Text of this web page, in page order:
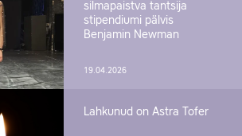
silmapaistva tantsija
stipendiumi pälvis
Benjamin Newman
19.04.2026
Lahkunud on Astra Tofer